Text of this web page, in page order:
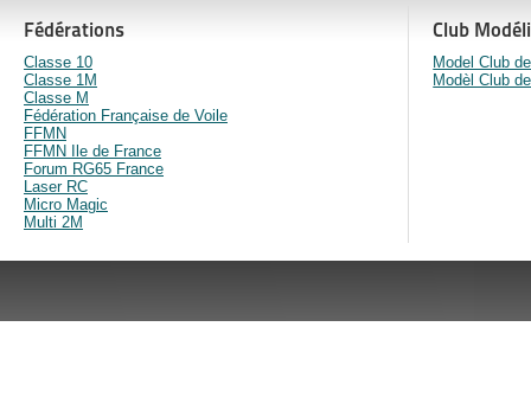
Fédérations
Classe 10
Classe 1M
Classe M
Fédération Française de Voile
FFMN
FFMN Ile de France
Forum RG65 France
Laser RC
Micro Magic
Multi 2M
Club
Model Club
Modèl Club